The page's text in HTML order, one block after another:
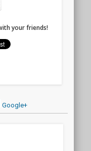
your friends!
Google+